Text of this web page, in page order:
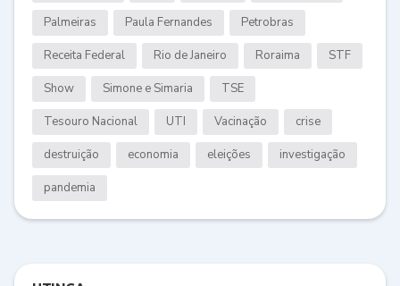
Palmeiras Paula Fernandes Petrobras
Receita Federal Rio de Janeiro Roraima STF
Show Simone e Simaria TSE
Tesouro Nacional UTI Vacinação crise
destruição economia eleições investigação
pandemia